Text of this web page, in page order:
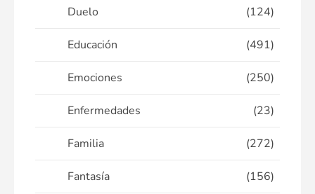
Duelo (124)
Educación (491)
Emociones (250)
Enfermedades (23)
Familia (272)
Fantasía (156)